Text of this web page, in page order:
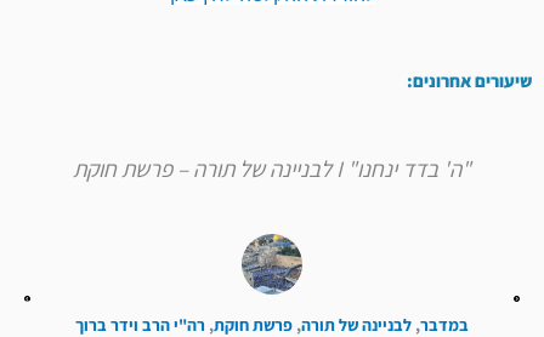
שיעורים אחרונים:
"ה' בדד ינחנו" I לבניינה של תורה – פרשת חוקת
במדבר, לבניינה של תורה, פרשת חוקת, רה"י הרב וידר ברוך